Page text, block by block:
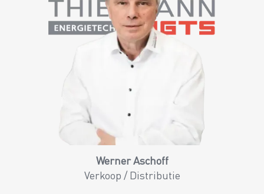
Werner Aschoff
Verkoop / Distributie